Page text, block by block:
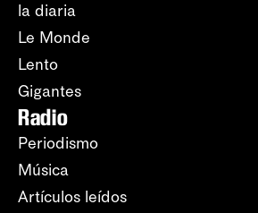
la diaria
Le Monde
Lento
Gigantes
Radio
Periodismo
Música
Artículos leídos